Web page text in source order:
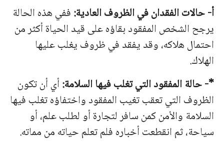
أ- حالات الفقدان في الظروف العادية:ففي هذه الحالة
يرجح الشخص المفقود بقاؤه على قيد الحياة أكثر من
احتمال هلاكه، وقد يفقد في ظروف يغلب عليها
الهلاك.
*- حالة المفقود التي تغلب فيها السلامة:أي أن تكون
الظروف التي تعقب تغيب المفقود واختفاؤه تغلب فيها
السلامة والأمن كمن سافر لتجارة أو لطلب علم، أو
سياحة، ثم انقطعت أخباره فلم تعلم حياته من مماته.